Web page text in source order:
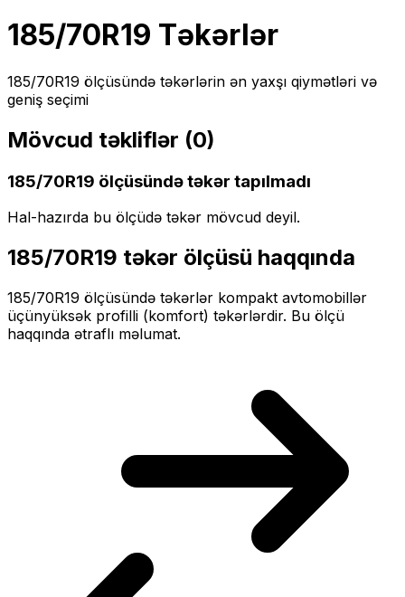
185/70R19 Təkərlər
185/70R19 ölçüsündə təkərlərin ən yaxşı qiymətləri və
geniş seçimi
Mövcud təkliflər (0)
185/70R19 ölçüsündə təkər tapılmadı
Hal-hazırda bu ölçüdə təkər mövcud deyil.
185/70R19 təkər ölçüsü haqqında
185/70R19 ölçüsündə təkərlər kompakt avtomobillər
üçünyüksək profilli (komfort) təkərlərdir. Bu ölçü
haqqında ətraflı məlumat.